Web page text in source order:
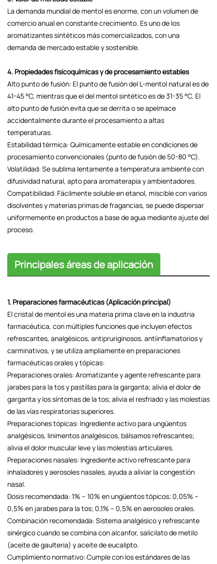
La demanda mundial de mentol es enorme, con un volumen de
comercio anual en constante crecimiento. Es uno de los
aromatizantes sintéticos más comercializados, con una
demanda de mercado estable y sostenible.
4. Propiedades fisicoquímicas y de procesamiento estables
Alto punto de fusión: El punto de fusión del L-mentol natural es de
41-45 °C, mientras que el del mentol sintético es de 31-35 °C. El
alto punto de fusión evita que se derrita o se apelmace
accidentalmente durante el procesamiento a altas
temperaturas.
Estabilidad térmica: Químicamente estable en condiciones de
procesamiento convencionales (punto de fusión de 50-80 °C).
Volatilidad: Se sublima lentamente a temperatura ambiente con
difusividad natural, apto para aromaterapia y ambientadores.
Compatibilidad: Fácilmente soluble en etanol, miscible con varios
disolventes y materias primas de fragancias, se puede dispersar
uniformemente en productos a base de agua mediante ajuste del
proceso.
Principales áreas de aplicación
1. Preparaciones farmacéuticas (Aplicación principal)
El cristal de mentol es una materia prima clave en la industria
farmacéutica, con múltiples funciones que incluyen efectos
refrescantes, analgésicos, antipruriginosos, antiinflamatorios y
carminativos, y se utiliza ampliamente en preparaciones
farmacéuticas orales y tópicas:
Preparaciones orales: Aromatizante y agente refrescante para
jarabes para la tos y pastillas para la garganta; alivia el dolor de
garganta y los síntomas de la tos; alivia el resfriado y las molestias
de las vías respiratorias superiores.
Preparaciones tópicas: Ingrediente activo para ungüentos
analgésicos, linimentos analgésicos, bálsamos refrescantes;
alivia el dolor muscular leve y las molestias articulares.
Preparaciones nasales: Ingrediente activo refrescante para
inhaladores y aerosoles nasales, ayuda a aliviar la congestión
nasal.
Dosis recomendada: 1% – 10% en ungüentos tópicos; 0,05% –
0,5% en jarabes para la tos; 0,1% – 0,5% en aerosoles orales.
Combinación recomendada: Sistema analgésico y refrescante
sinérgico cuando se combina con alcanfor, salicilato de metilo
(aceite de gaulteria) y aceite de eucalipto.
Cumplimiento normativo: Cumple con los estándares de las